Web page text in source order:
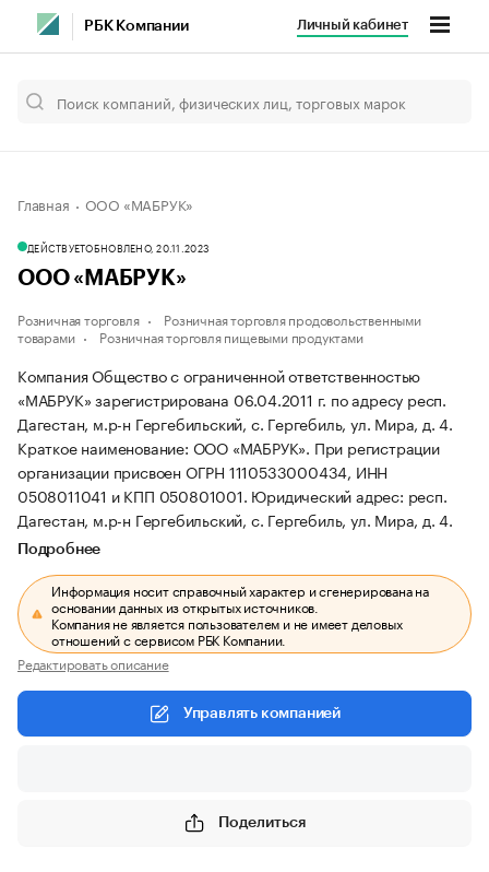
РБК Компании Личный кабинет
Главная ООО «МАБРУК»
ДЕЙСТВУЕТОБНОВЛЕНО, 20.11.2023
ООО «МАБРУК»
Розничная торговля
Розничная торговля продовольственными
товарами
Розничная торговля пищевыми продуктами
Компания Общество с ограниченной ответственностью
«МАБРУК» зарегистрирована 06.04.2011 г. по адресу респ.
Дагестан, м.р-н Гергебильский, с. Гергебиль, ул. Мира, д. 4.
Краткое наименование: ООО «МАБРУК». При регистрации
организации присвоен ОГРН 1110533000434, ИНН
0508011041 и КПП 050801001. Юридический адрес: респ.
Дагестан, м.р-н Гергебильский, с. Гергебиль, ул. Мира, д. 4.
Подробнее
Информация носит справочный характер и сгенерирована на
основании данных из открытых источников.
Компания не является пользователем и не имеет деловых
отношений с сервисом РБК Компании.
Редактировать описание
Управлять компанией
Поделиться